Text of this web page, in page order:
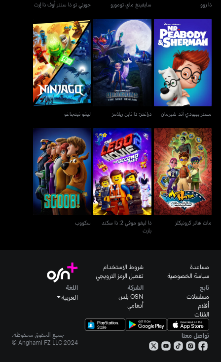
ذا زوو سايفينغ ماي تومورو جورني تو ذا سنتر أوف ذا إرث
مستر بيبودي آند شيرمان
مستر بيبودي آند شيرمان
دراغنز: ذا ناين ريلامز
دراغنز: ذا ناين ريلامز
ليغو نينجاغو
ليغو نينجاغو
مات هاتر كرونيكلز
مات هاتر كرونيكلز
ذا ليغو موفي 2: ذا سكند
بارت
ذا ليغو موفي 2: ذا سكند
بارت
سكووب
سكووب
مساعدة
سياسة الخصوصية
شروط الاستخدام
تفعيل الرمز الترويجي
تابع
مسلسلات
أفلام
الفئات
الشركة
OSN بلس
أنغامي
اللغة
العربية
تواصل معنا
جميع الحقوق محفوظة.
Anghami FZ LLC 2024 ©